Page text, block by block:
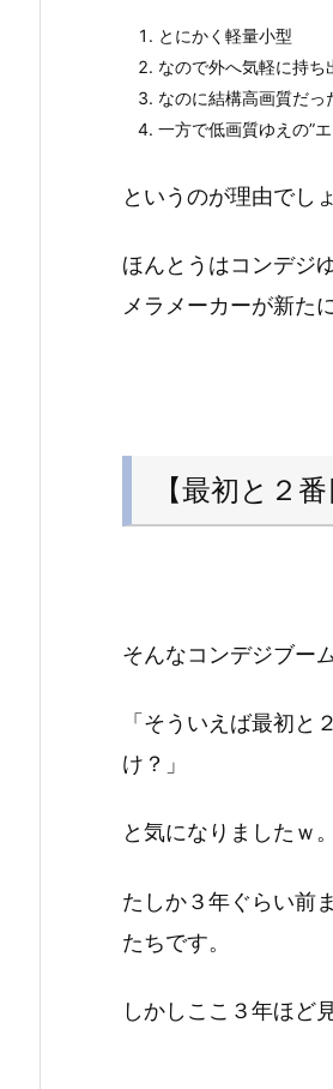
とにかく軽量小型
なので外へ気軽に持ち
なのに結構高画質だっ
一方で低画質ゆえの”
というのが理由でしょ
ほんとうはコンデジ
メラメーカーが新た
【最初と２
そんなコンデジブー
「そういえば最初
け？」
と気になりましたｗ。
たしか３年ぐらい前
たちです。
しかしここ３年ほど